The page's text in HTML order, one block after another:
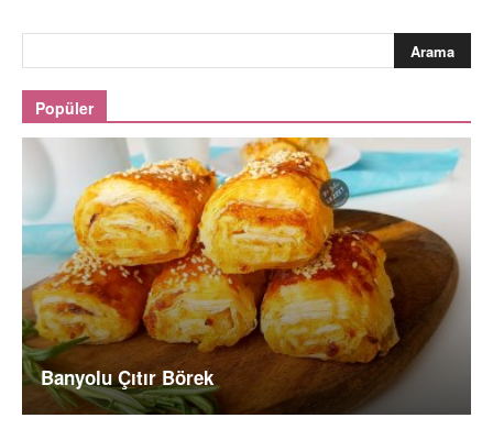
Popüler
Banyolu Çıtır Börek